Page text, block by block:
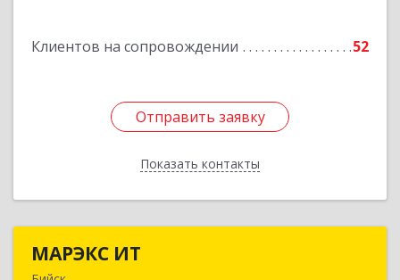
Клиентов на сопровождении 52
Отправить заявку
Показать контакты
Подробнее
Отправить заявку
Назад
МАРЭКС ИТ